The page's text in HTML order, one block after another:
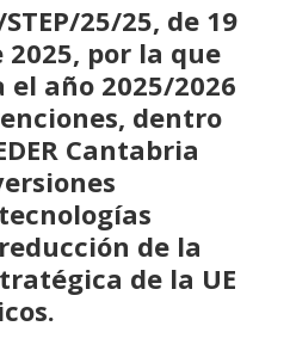
25/25, de 19
por la que
el año 2025/2026
dentro
Cantabria
de la
de la UE